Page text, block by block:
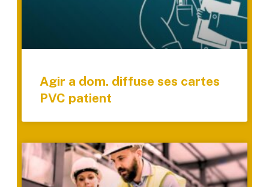
Agir a dom. diffuse ses cartes
PVC patient